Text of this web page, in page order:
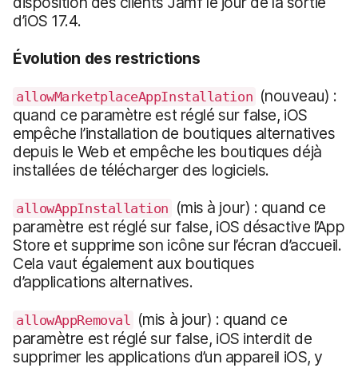
d’iOS 17.4.
Évolution des restrictions
allowMarketplaceAppInstallation (nouveau) :
quand ce paramètre est réglé sur false, iOS
empêche l’installation de boutiques alternatives
depuis le Web et empêche les boutiques déjà
installées de télécharger des logiciels.
allowAppInstallation (mis à jour) : quand ce
paramètre est réglé sur false, iOS désactive l’App
Store et supprime son icône sur l’écran d’accueil.
Cela vaut également aux boutiques
d’applications alternatives.
allowAppRemoval (mis à jour) : quand ce
paramètre est réglé sur false, iOS interdit de
supprimer les applications d’un appareil iOS, y